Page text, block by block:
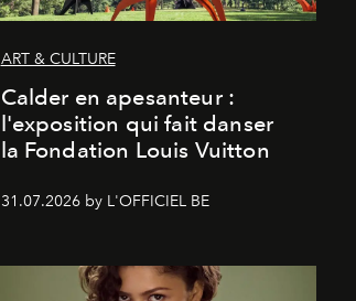
ART & CULTURE
Calder en apesanteur :
l'exposition qui fait danser
la Fondation Louis Vuitton
31.07.2026 by L'OFFICIEL BE